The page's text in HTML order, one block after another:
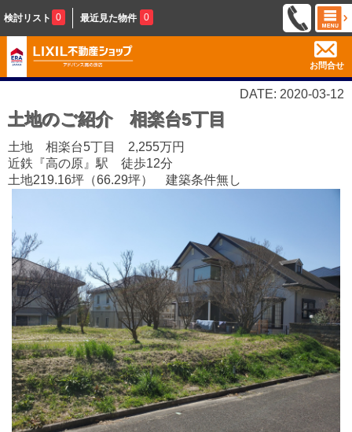
検討リスト 0 最近見た物件 0
お問合せ
DATE: 2020-03-12
土地のご紹介 相楽台5丁目
土地 相楽台5丁目 2,255万円
近鉄『高の原』駅 徒歩12分
土地219.16坪（66.29坪） 建築条件無し